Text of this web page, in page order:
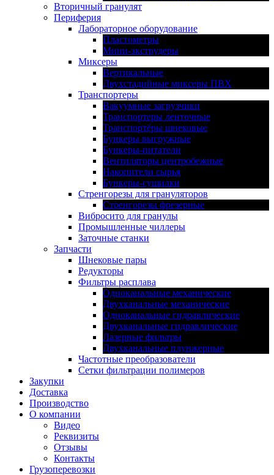
Вторичный гранулят
Периферия
Лабораторное оборудование
Пластометры
Мини-экструдеры
Миксеры
Вертикальные
Двухстадийные миксеры ПВХ
Транспортеры
Вакуумные загрузчики
Транспортеры ленточные
Транспортёры шнековые
Бункеры выгружные
Бункеры-питатели
Вентиляторы центробежные
Накопители сырья
Бункеры-сушилки
Стренгорезы для грануляторов
Стренгорезы фрезерные
Вибросито для гранулы
Промышленные чиллеры
Заточные станки
Запчасти
Шнековые пары
Редукторы
Фильтры расплава
Одноканальные механические
Двухканальные механические
Одноканальные гидравлические
Двухканальные гидравлические
Лазерные фильтры
Двухканальные плунжерные
Частотные преобразователи
Сетки фильтрации полимеров
Закупки
Доставка
Производство
О компании
Видео
Реквизиты
Отзывы
Контакты
Грузоперевозки